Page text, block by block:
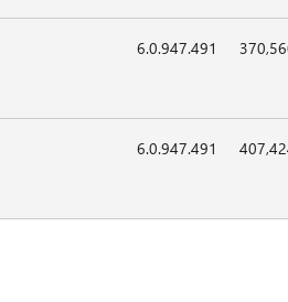
6.0.947.491
6.0.947.491